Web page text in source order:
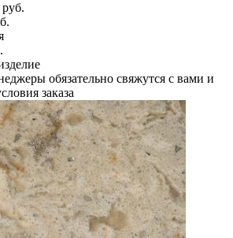
обязательно свяжутся с вами и
заказа